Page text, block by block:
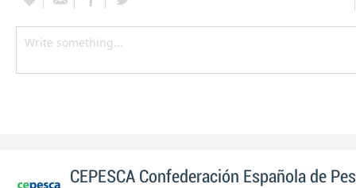
CEPESCA Confederación Española de